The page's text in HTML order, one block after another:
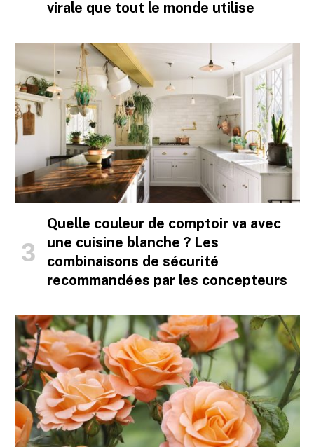
virale que tout le monde utilise
Quelle couleur de comptoir va avec
une cuisine blanche ? Les
combinaisons de sécurité
recommandées par les concepteurs